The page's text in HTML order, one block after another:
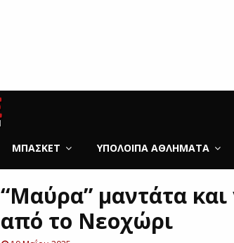
ΜΠΆΣΚΕΤ ΥΠΌΛΟΙΠΑ ΑΘΛΉΜΑΤΑ
“Μαύρα” μαντάτα
από το Νεοχώρι